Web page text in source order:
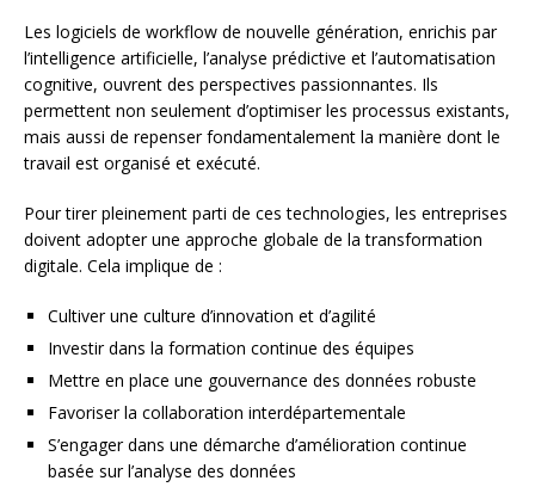
Les logiciels de workflow de nouvelle génération, enrichis par
l’intelligence artificielle, l’analyse prédictive et l’automatisation
cognitive, ouvrent des perspectives passionnantes. Ils
permettent non seulement d’optimiser les processus existants,
mais aussi de repenser fondamentalement la manière dont le
travail est organisé et exécuté.
Pour tirer pleinement parti de ces technologies, les entreprises
doivent adopter une approche globale de la transformation
digitale. Cela implique de :
Cultiver une culture d’innovation et d’agilité
Investir dans la formation continue des équipes
Mettre en place une gouvernance des données robuste
Favoriser la collaboration interdépartementale
S’engager dans une démarche d’amélioration continue
basée sur l’analyse des données